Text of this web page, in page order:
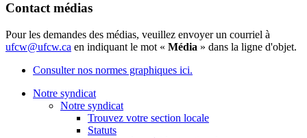
Contact médias
Pour les demandes des médias, veuillez envoyer un courriel à
ufcw@ufcw.ca en indiquant le mot « Média » dans la ligne d'objet.
Consulter nos normes graphiques ici.
Notre syndicat
Notre syndicat
Trouvez votre section locale
Statuts